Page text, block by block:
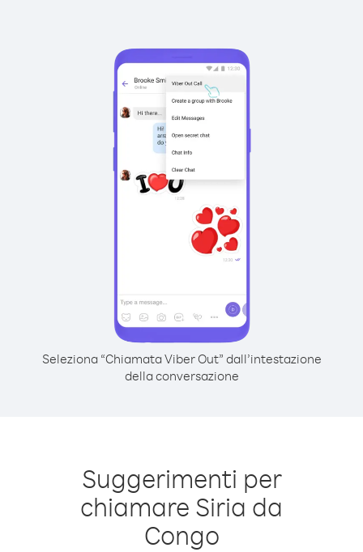
Seleziona “Chiamata Viber Out” dall’intestazione
della conversazione
Suggerimenti per
chiamare Siria da
Congo